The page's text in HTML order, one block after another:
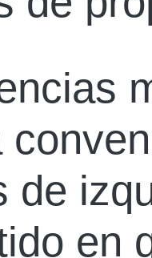
de
en